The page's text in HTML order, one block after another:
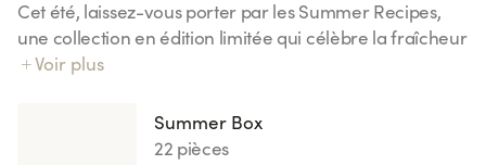
Cet été, laissez-vous porter par les Summer Recipes,
une collection en édition limitée qui célèbre la fraîcheur
et les saveurs ensoleillées. Découvrez des associations
pensées pour accompagner vos envies d’évasion.
Voir plus
Summer Box
22 pièces